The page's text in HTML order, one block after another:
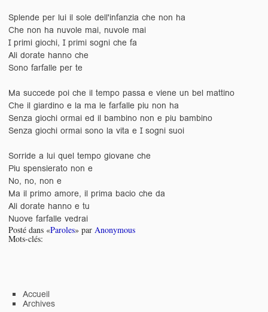
Splende per lui il sole dell'infanzia che non ha
Che non ha nuvole mai, nuvole mai
I primi giochi, I primi sogni che fa
Ali dorate hanno che
Sono farfalle per te
Ma succede poi che il tempo passa e viene un bel mattino
Che il giardino e la ma le farfalle piu non ha
Senza giochi ormai ed il bambino non e piu bambino
Senza giochi ormai sono la vita e I sogni suoi
Sorride a lui quel tempo giovane che
Piu spensierato non e
No, no, non e
Ma il primo amore, il prima bacio che da
Ali dorate hanno e tu
Nuove farfalle vedrai
Posté dans «Paroles» par Anonymous
Mots-clés:
Accueil
Archives